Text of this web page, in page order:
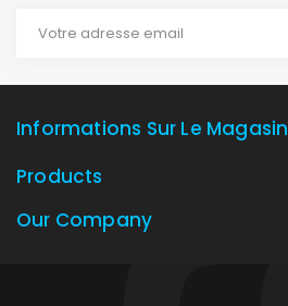
Informations Sur Le Magasin
Products
Our Company